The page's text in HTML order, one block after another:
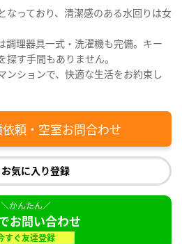
なっており、清潔感のある水回りは女
調理器具一式・洗濯機も完備。キー
す手間もありません。
ンションで、快適な生活をお約束し
依頼・空室お問合わせ
お気に入り登録
お問い合わせ
すぐ友達登録